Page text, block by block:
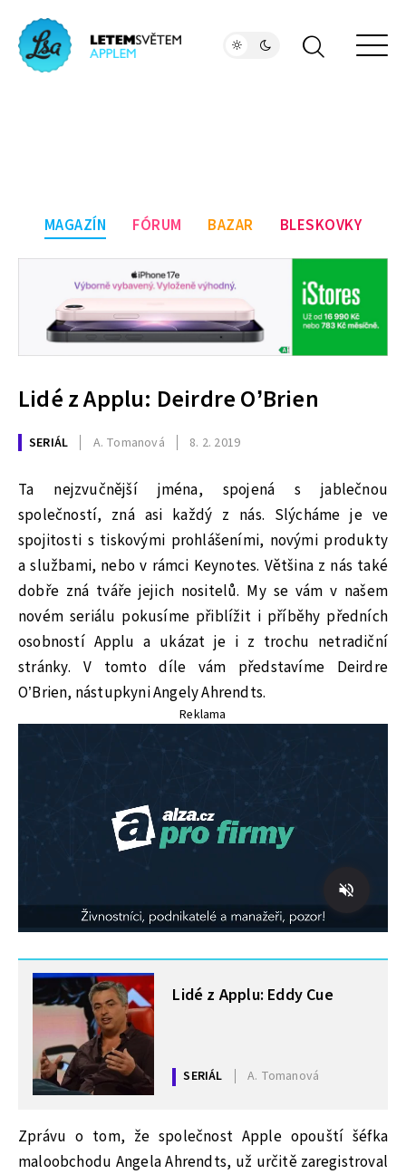
MAGAZÍN FÓRUM BAZAR BLESKOVKY
Lidé z Applu: Deirdre O’Brien
SERIÁL A. Tomanová 8. 2. 2019
Ta nejzvučnější jména, spojená s jablečnou
společností, zná asi každý z nás. Slýcháme je ve
spojitosti s tiskovými prohlášeními, novými produkty
a službami, nebo v rámci Keynotes. Většina z nás také
dobře zná tváře jejich nositelů. My se vám v našem
novém seriálu pokusíme přiblížit i příběhy předních
osobností Applu a ukázat je i z trochu netradiční
stránky. V tomto díle vám představíme Deirdre
O’Brien, nástupkyni Angely Ahrendts.
Reklama
MOHLO BY VÁS ZAJÍMAT
Lidé z Applu: Eddy Cue
SERIÁL A. Tomanová
Zprávu o tom, že společnost Apple opouští šéfka
maloobchodu Angela Ahrendts, už určitě zaregistroval